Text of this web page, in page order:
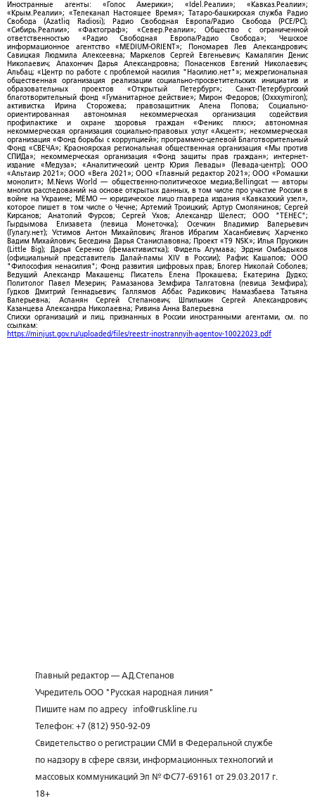
Иностранные агенты: «Голос Америки»; «Idel.Реалии»; «Кавказ.Реалии»;
«Крым.Реалии»; «Телеканал Настоящее Время»; Татаро-башкирская служба Радио
Свобода (Azatliq Radiosi); Радио Свободная Европа/Радио Свобода (PCE/PC);
«Сибирь.Реалии»; «Фактограф»; «Север.Реалии»; Общество с ограниченной
ответственностью «Радио Свободная Европа/Радио Свобода»; Чешское
информационное агентство «MEDIUM-ORIENT»; Пономарев Лев Александрович;
Савицкая Людмила Алексеевна; Маркелов Сергей Евгеньевич; Камалягин Денис
Николаевич; Апахончич Дарья Александровна; Понасенков Евгений Николаевич;
Альбац; «Центр по работе с проблемой насилия "Насилию.нет"»; межрегиональная
общественная организация реализации социально-просветительских инициатив и
образовательных проектов «Открытый Петербург»; Санкт-Петербургский
благотворительный фонд «Гуманитарное действие»; Мирон Федоров; (Oxxxymiron);
активистка Ирина Сторожева; правозащитник Алена Попова; Социально-
ориентированная автономная некоммерческая организация содействия
профилактике и охране здоровья граждан «Феникс плюс»; автономная
некоммерческая организация социально-правовых услуг «Акцент»; некоммерческая
организация «Фонд борьбы с коррупцией»; программно-целевой Благотворительный
Фонд «СВЕЧА»; Красноярская региональная общественная организация «Мы против
СПИДа»; некоммерческая организация «Фонд защиты прав граждан»; интернет-
издание «Медуза»; «Аналитический центр Юрия Левады» (Левада-центр); ООО
«Альтаир 2021»; ООО «Вега 2021»; ООО «Главный редактор 2021»; ООО «Ромашки
монолит»; M.News World — общественно-политическое медиа;Bellingcat — авторы
многих расследований на основе открытых данных, в том числе про участие России в
войне на Украине; МЕМО — юридическое лицо главреда издания «Кавказский узел»,
которое пишет в том числе о Чечне; Артемий Троицкий; Артур Смолянинов; Сергей
Кирсанов; Анатолий Фурсов; Сергей Ухов; Александр Шелест; ООО "ТЕНЕС";
Гырдымова Елизавета (певица Монеточка); Осечкин Владимир Валерьевич
(Гулагу.нет); Устимов Антон Михайлович; Яганов Ибрагим Хасанбиевич; Харченко
Вадим Михайлович; Беседина Дарья Станиславовна; Проект «T9 NSK»; Илья Прусикин
(Little Big); Дарья Серенко (фемактивистка); Фидель Агумава; Эрдни Омбадыков
(официальный представитель Далай-ламы XIV в России); Рафис Кашапов; ООО
"Философия ненасилия"; Фонд развития цифровых прав; Блогер Николай Соболев;
Ведущий Александр Макашенц; Писатель Елена Прокашева; Екатерина Дудко;
Политолог Павел Мезерин; Рамазанова Земфира Талгатовна (певица Земфира);
Гудков Дмитрий Геннадьевич; Галлямов Аббас Радикович; Намазбаева Татьяна
Валерьевна; Асланян Сергей Степанович; Шпилькин Сергей Александрович;
Казанцева Александра Николаевна; Ривина Анна Валерьевна
Списки организаций и лиц, признанных в России иностранными агентами, см. по
ссылкам:
https://minjust.gov.ru/uploaded/files/reestr-inostrannyih-agentov-10022023.pdf
Главный редактор — А.Д.Степанов
Учредитель ООО "Русская народная линия"
Пишите нам по адресу
info@ruskline.ru
Телефон: +7 (812) 950-92-09
Свидетельство о регистрации СМИ в Федеральной службе
по надзору в сфере связи, информационных технологий и
массовых коммуникаций Эл № ФС77-69161 от 29.03.2017 г.
18+